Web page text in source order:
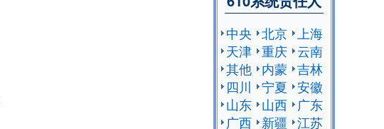
中央 北京
上海
天津 重庆 云南
其他 内蒙 吉林
四川
宁夏 安徽
山东 山西
广东
广西 新疆 江苏